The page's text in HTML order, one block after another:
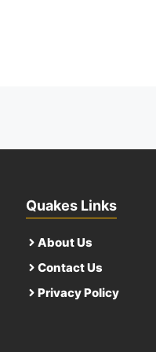
Quakes Links
About Us
Contact Us
Privacy Policy